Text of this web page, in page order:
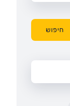
חיפוש